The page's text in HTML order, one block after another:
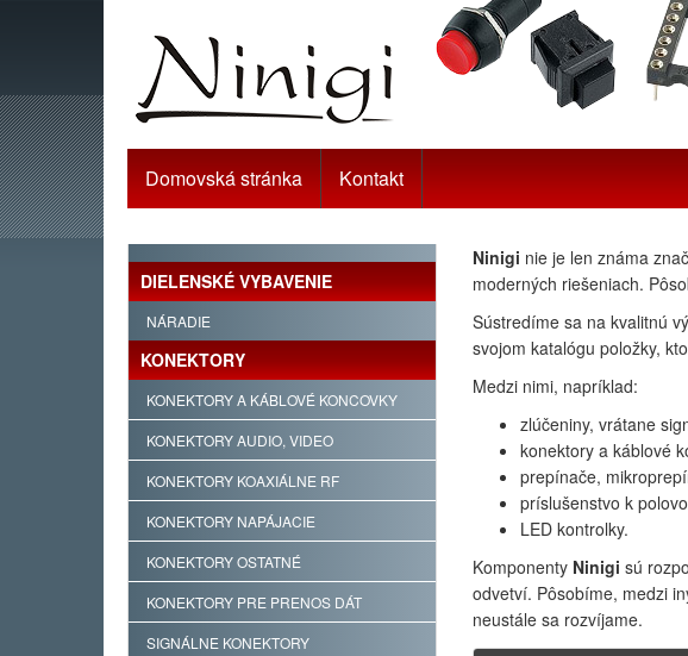
Domovská stránka Kontakt
DIELENSKÉ VYBAVENIE
NÁRADIE
KONEKTORY
KONEKTORY A KÁBLOVÉ KONCOVKY
KONEKTORY AUDIO, VIDEO
KONEKTORY KOAXIÁLNE RF
KONEKTORY NAPÁJACIE
KONEKTORY OSTATNÉ
KONEKTORY PRE PRENOS DÁT
SIGNÁLNE KONEKTORY
Ninigi nie je len známa
moderných riešeniach.
Sústredíme sa na kvalitnú
svojom katalógu položky,
Medzi nimi, napríklad:
zlúčeniny, vrátane
konektory a káblové
prepínače,
príslušenstvo k
LED kontrolky.
Komponenty Ninigi sú
odvetví. Pôsobíme, medzi
neustále sa rozvíjame.